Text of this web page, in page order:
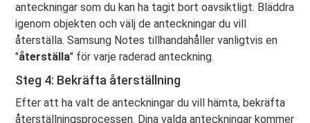
anteckningar som du kan ha tagit bort oavsiktligt. Bläddra
igenom objekten och välj de anteckningar du vill
återställa. Samsung Notes tillhandahåller vanligtvis en
"återställa" för varje raderad anteckning.
Steg 4: Bekräfta återställning
Efter att ha valt de anteckningar du vill hämta, bekräfta
återställningsprocessen. Dina valda anteckningar kommer